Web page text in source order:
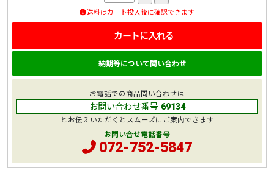
送料はカート投入後に確認できます
カートに入れる
納期等について問い合わせ
お電話での商品問い合わせは
お問い合わせ番号 69134
とお伝えいただくとスムーズにご案内できます
お問い合せ電話番号
072-752-5847